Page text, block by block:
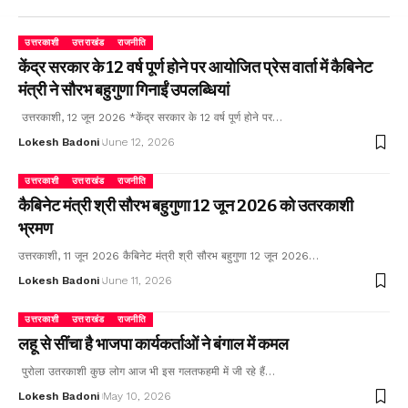
उत्तरकाशी उत्तराखंड राजनीति
केंद्र सरकार के 12 वर्ष पूर्ण होने पर आयोजित प्रेस वार्ता में कैबिनेट
मंत्री ने सौरभ बहुगुणा गिनाईं उपलब्धियां
उत्तरकाशी, 12 जून 2026 *केंद्र सरकार के 12 वर्ष पूर्ण होने पर…
Lokesh Badoni June 12, 2026
उत्तरकाशी उत्तराखंड राजनीति
कैबिनेट मंत्री श्री सौरभ बहुगुणा 12 जून 2026 को उतरकाशी
भ्रमण
उत्तरकाशी, 11 जून 2026 कैबिनेट मंत्री श्री सौरभ बहुगुणा 12 जून 2026…
Lokesh Badoni June 11, 2026
उत्तरकाशी उत्तराखंड राजनीति
लहू से सींचा है भाजपा कार्यकर्ताओं ने बंगाल में कमल
पुरोला उतरकाशी कुछ लोग आज भी इस गलतफहमी में जी रहे हैं…
Lokesh Badoni May 10, 2026